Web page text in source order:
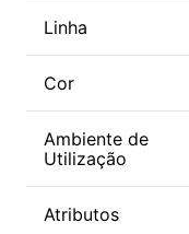
Linha
Cor
Ambiente de
Utilização
Atributos